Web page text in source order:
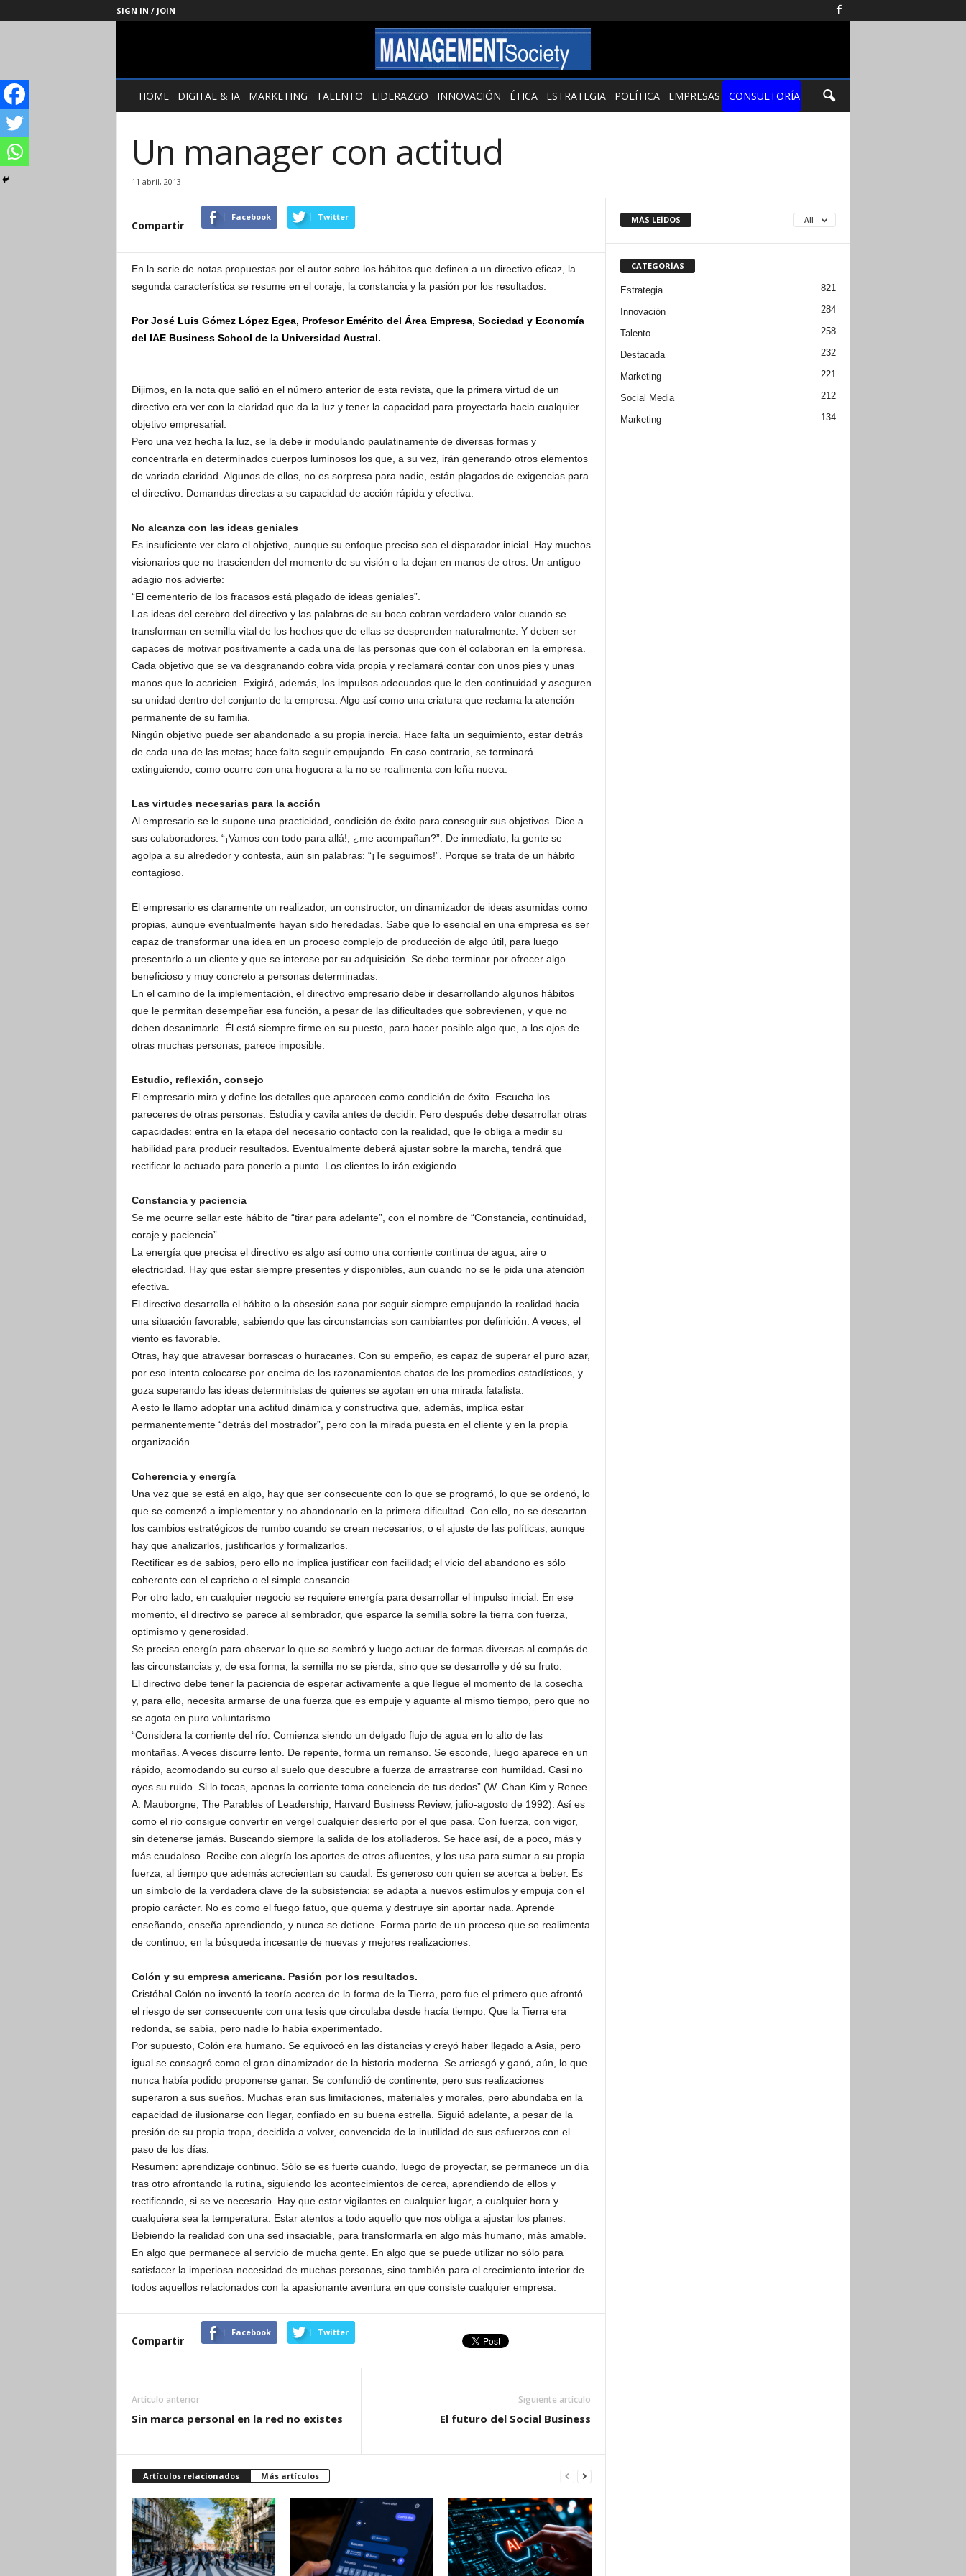
SIGN IN / JOIN
Management
SocietyHOME DIGITAL & IA MARKETING TALENTO LIDERAZGO INNOVACIÓN ÉTICA ESTRATEGIA POLÍTICA EMPRESAS CONSULTORÍA
Un manager con actitud
11 abril, 2013
Compartir
Facebook Twitter
En la serie de notas propuestas por el autor sobre los hábitos que definen a un directivo eficaz, la
segunda característica se resume en el coraje, la constancia y la pasión por los resultados.
Por José Luis Gómez López Egea, Profesor Emérito del Área Empresa, Sociedad y Economía
del IAE Business School de la Universidad Austral.
Dijimos, en la nota que salió en el número anterior de esta revista, que la primera virtud de un
directivo era ver con la claridad que da la luz y tener la capacidad para proyectarla hacia cualquier
objetivo empresarial.
Pero una vez hecha la luz, se la debe ir modulando paulatinamente de diversas formas y
concentrarla en determinados cuerpos luminosos los que, a su vez, irán generando otros elementos
de variada claridad. Algunos de ellos, no es sorpresa para nadie, están plagados de exigencias para
el directivo. Demandas directas a su capacidad de acción rápida y efectiva.
No alcanza con las ideas geniales
Es insuficiente ver claro el objetivo, aunque su enfoque preciso sea el disparador inicial. Hay muchos
visionarios que no trascienden del momento de su visión o la dejan en manos de otros. Un antiguo
adagio nos advierte:
“El cementerio de los fracasos está plagado de ideas geniales”.
Las ideas del cerebro del directivo y las palabras de su boca cobran verdadero valor cuando se
transforman en semilla vital de los hechos que de ellas se desprenden naturalmente. Y deben ser
capaces de motivar positivamente a cada una de las personas que con él colaboran en la empresa.
Cada objetivo que se va desgranando cobra vida propia y reclamará contar con unos pies y unas
manos que lo acaricien. Exigirá, además, los impulsos adecuados que le den continuidad y aseguren
su unidad dentro del conjunto de la empresa. Algo así como una criatura que reclama la atención
permanente de su familia.
Ningún objetivo puede ser abandonado a su propia inercia. Hace falta un seguimiento, estar detrás
de cada una de las metas; hace falta seguir empujando. En caso contrario, se terminará
extinguiendo, como ocurre con una hoguera a la no se realimenta con leña nueva.
Las virtudes necesarias para la acción
Al empresario se le supone una practicidad, condición de éxito para conseguir sus objetivos. Dice a
sus colaboradores: “¡Vamos con todo para allá!, ¿me acompañan?”. De inmediato, la gente se
agolpa a su alrededor y contesta, aún sin palabras: “¡Te seguimos!”. Porque se trata de un hábito
contagioso.
El empresario es claramente un realizador, un constructor, un dinamizador de ideas asumidas como
propias, aunque eventualmente hayan sido heredadas. Sabe que lo esencial en una empresa es ser
capaz de transformar una idea en un proceso complejo de producción de algo útil, para luego
presentarlo a un cliente y que se interese por su adquisición. Se debe terminar por ofrecer algo
beneficioso y muy concreto a personas determinadas.
En el camino de la implementación, el directivo empresario debe ir desarrollando algunos hábitos
que le permitan desempeñar esa función, a pesar de las dificultades que sobrevienen, y que no
deben desanimarle. Él está siempre firme en su puesto, para hacer posible algo que, a los ojos de
otras muchas personas, parece imposible.
Estudio, reflexión, consejo
El empresario mira y define los detalles que aparecen como condición de éxito. Escucha los
pareceres de otras personas. Estudia y cavila antes de decidir. Pero después debe desarrollar otras
capacidades: entra en la etapa del necesario contacto con la realidad, que le obliga a medir su
habilidad para producir resultados. Eventualmente deberá ajustar sobre la marcha, tendrá que
rectificar lo actuado para ponerlo a punto. Los clientes lo irán exigiendo.
Constancia y paciencia
Se me ocurre sellar este hábito de “tirar para adelante”, con el nombre de “Constancia, continuidad,
coraje y paciencia”.
La energía que precisa el directivo es algo así como una corriente continua de agua, aire o
electricidad. Hay que estar siempre presentes y disponibles, aun cuando no se le pida una atención
efectiva.
El directivo desarrolla el hábito o la obsesión sana por seguir siempre empujando la realidad hacia
una situación favorable, sabiendo que las circunstancias son cambiantes por definición. A veces, el
viento es favorable.
Otras, hay que atravesar borrascas o huracanes. Con su empeño, es capaz de superar el puro azar,
por eso intenta colocarse por encima de los razonamientos chatos de los promedios estadísticos, y
goza superando las ideas deterministas de quienes se agotan en una mirada fatalista.
A esto le llamo adoptar una actitud dinámica y constructiva que, además, implica estar
permanentemente “detrás del mostrador”, pero con la mirada puesta en el cliente y en la propia
organización.
Coherencia y energía
Una vez que se está en algo, hay que ser consecuente con lo que se programó, lo que se ordenó, lo
que se comenzó a implementar y no abandonarlo en la primera dificultad. Con ello, no se descartan
los cambios estratégicos de rumbo cuando se crean necesarios, o el ajuste de las políticas, aunque
hay que analizarlos, justificarlos y formalizarlos.
Rectificar es de sabios, pero ello no implica justificar con facilidad; el vicio del abandono es sólo
coherente con el capricho o el simple cansancio.
Por otro lado, en cualquier negocio se requiere energía para desarrollar el impulso inicial. En ese
momento, el directivo se parece al sembrador, que esparce la semilla sobre la tierra con fuerza,
optimismo y generosidad.
Se precisa energía para observar lo que se sembró y luego actuar de formas diversas al compás de
las circunstancias y, de esa forma, la semilla no se pierda, sino que se desarrolle y dé su fruto.
El directivo debe tener la paciencia de esperar activamente a que llegue el momento de la cosecha
y, para ello, necesita armarse de una fuerza que es empuje y aguante al mismo tiempo, pero que no
se agota en puro voluntarismo.
“Considera la corriente del río. Comienza siendo un delgado flujo de agua en lo alto de las
montañas. A veces discurre lento. De repente, forma un remanso. Se esconde, luego aparece en un
rápido, acomodando su curso al suelo que descubre a fuerza de arrastrarse con humildad. Casi no
oyes su ruido. Si lo tocas, apenas la corriente toma conciencia de tus dedos” (W. Chan Kim y Renee
A. Mauborgne, The Parables of Leadership, Harvard Business Review, julio-agosto de 1992). Así es
como el río consigue convertir en vergel cualquier desierto por el que pasa. Con fuerza, con vigor,
sin detenerse jamás. Buscando siempre la salida de los atolladeros. Se hace así, de a poco, más y
más caudaloso. Recibe con alegría los aportes de otros afluentes, y los usa para sumar a su propia
fuerza, al tiempo que además acrecientan su caudal. Es generoso con quien se acerca a beber. Es
un símbolo de la verdadera clave de la subsistencia: se adapta a nuevos estímulos y empuja con el
propio carácter. No es como el fuego fatuo, que quema y destruye sin aportar nada. Aprende
enseñando, enseña aprendiendo, y nunca se detiene. Forma parte de un proceso que se realimenta
de continuo, en la búsqueda incesante de nuevas y mejores realizaciones.
Colón y su empresa americana. Pasión por los resultados.
Cristóbal Colón no inventó la teoría acerca de la forma de la Tierra, pero fue el primero que afrontó
el riesgo de ser consecuente con una tesis que circulaba desde hacía tiempo. Que la Tierra era
redonda, se sabía, pero nadie lo había experimentado.
Por supuesto, Colón era humano. Se equivocó en las distancias y creyó haber llegado a Asia, pero
igual se consagró como el gran dinamizador de la historia moderna. Se arriesgó y ganó, aún, lo que
nunca había podido proponerse ganar. Se confundió de continente, pero sus realizaciones
superaron a sus sueños. Muchas eran sus limitaciones, materiales y morales, pero abundaba en la
capacidad de ilusionarse con llegar, confiado en su buena estrella. Siguió adelante, a pesar de la
presión de su propia tropa, decidida a volver, convencida de la inutilidad de sus esfuerzos con el
paso de los días.
Resumen: aprendizaje continuo. Sólo se es fuerte cuando, luego de proyectar, se permanece un día
tras otro afrontando la rutina, siguiendo los acontecimientos de cerca, aprendiendo de ellos y
rectificando, si se ve necesario. Hay que estar vigilantes en cualquier lugar, a cualquier hora y
cualquiera sea la temperatura. Estar atentos a todo aquello que nos obliga a ajustar los planes.
Bebiendo la realidad con una sed insaciable, para transformarla en algo más humano, más amable.
En algo que permanece al servicio de mucha gente. En algo que se puede utilizar no sólo para
satisfacer la imperiosa necesidad de muchas personas, sino también para el crecimiento interior de
todos aquellos relacionados con la apasionante aventura en que consiste cualquier empresa.
Compartir
Facebook Twitter
Artículo anterior
Sin marca personal en la red no existes
Siguiente artículo
El futuro del Social Business
Artículos relacionados Más artículos
MÁS LEÍDOS All
CATEGORÍAS
Estrategia 821
Innovación 284
Talento 258
Destacada 232
Marketing 221
Social Media 212
Marketing 134